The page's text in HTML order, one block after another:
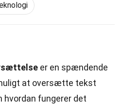
er en spændende
at oversætte tekst
hvordan fungerer det